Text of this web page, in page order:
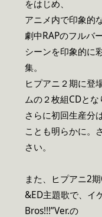
をはじめ、
アニメ内で印象的
劇中RAPのフルバ
シーンを印象的に
集。
ヒプアニ２期に登
ムの２枚組CDとな
さらに初回生産分
ことも明らかに。
さい。
また、ヒプアニ2
&ED主題歌で、イ
Bros!!!”Ver.の